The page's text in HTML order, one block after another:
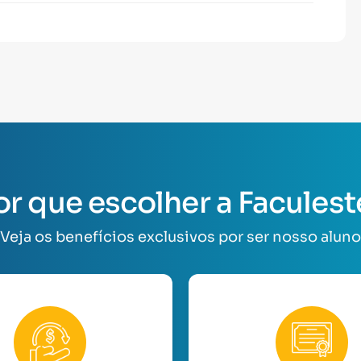
que escolher a
Veja os benefícios exclusivos por ser nosso aluno